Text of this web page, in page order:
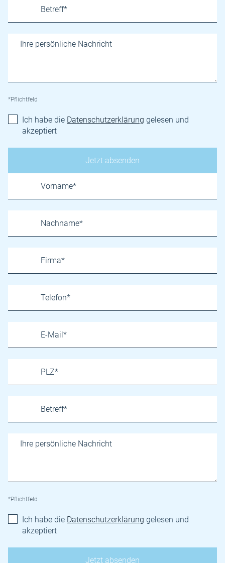
*Pflichtfeld
Ich habe die Datenschutzerklärung gelesen und
akzeptiert
*Pflichtfeld
Ich habe die Datenschutzerklärung gelesen und
akzeptiert